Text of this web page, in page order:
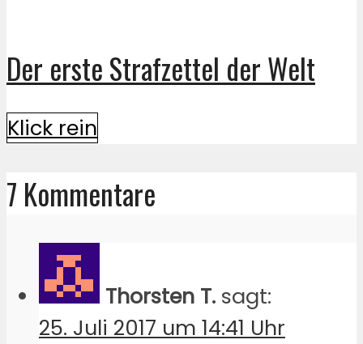
Der erste Strafzettel der Welt
Klick rein
7 Kommentare
Thorsten T. sagt:
25. Juli 2017 um 14:41 Uhr